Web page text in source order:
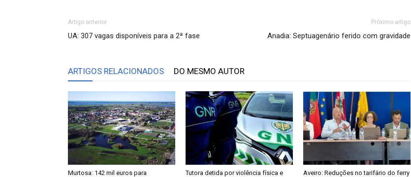
Artigo anterior
UA: 307 vagas disponíveis para a 2ª fase
Próximo artigo
Anadia: Septuagenário ferido com gravidade
ARTIGOS RELACIONADOS DO MESMO AUTOR
Murtosa: 142 mil euros para
Tutora detida por violência física e
Aveiro: Reduções no tarifário do ferry